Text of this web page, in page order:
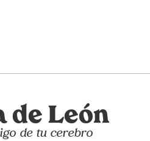
de León
de tu cerebro